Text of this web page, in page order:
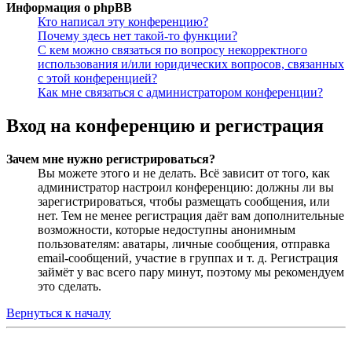
Информация о phpBB
Кто написал эту конференцию?
Почему здесь нет такой-то функции?
С кем можно связаться по вопросу некорректного
использования и/или юридических вопросов, связанных
с этой конференцией?
Как мне связаться с администратором конференции?
Вход на конференцию и регистрация
Зачем мне нужно регистрироваться?
Вы можете этого и не делать. Всё зависит от того, как
администратор настроил конференцию: должны ли вы
зарегистрироваться, чтобы размещать сообщения, или
нет. Тем не менее регистрация даёт вам дополнительные
возможности, которые недоступны анонимным
пользователям: аватары, личные сообщения, отправка
email-сообщений, участие в группах и т. д. Регистрация
займёт у вас всего пару минут, поэтому мы рекомендуем
это сделать.
Вернуться к началу